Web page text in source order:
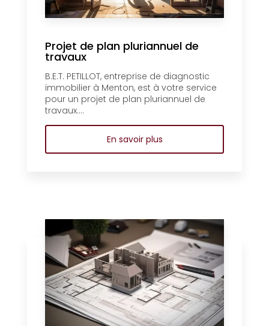
Projet de plan pluriannuel de
travaux
B.E.T. PETILLOT, entreprise de diagnostic
immobilier à Menton, est à votre service
pour un projet de plan pluriannuel de
travaux....
En savoir plus